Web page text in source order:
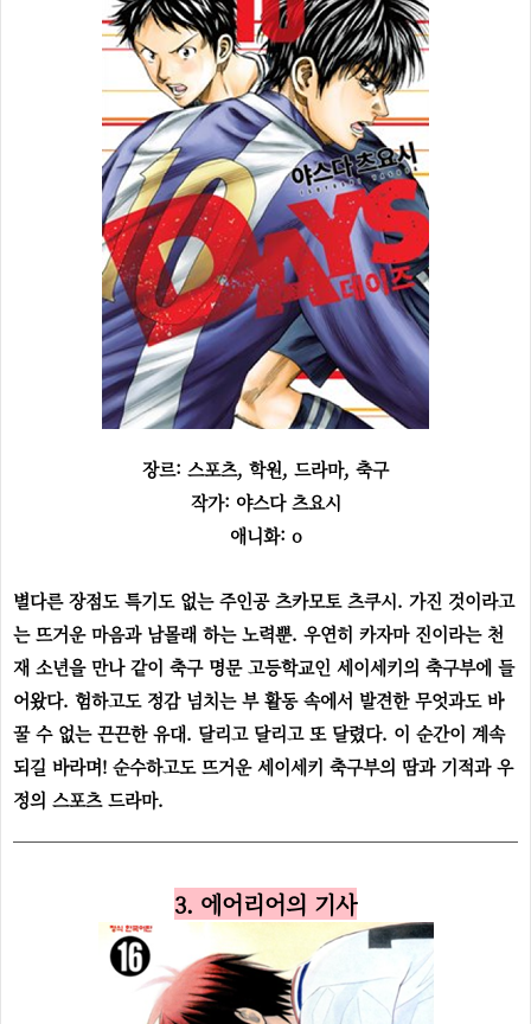
장르: 스포츠, 학원, 드라마, 축구
작가: 야스다 츠요시
애니화: o
별다른 장점도 특기도 없는 주인공 츠카모토 츠쿠시. 가진 것이라고
는 뜨거운 마음과 남몰래 하는 노력뿐. 우연히 카자마 진이라는 천
재 소년을 만나 같이 축구 명문 고등학교인 세이세키의 축구부에 들
어왔다. 험하고도 정감 넘치는 부 활동 속에서 발견한 무엇과도 바
꿀 수 없는 끈끈한 유대. 달리고 달리고 또 달렸다. 이 순간이 계속
되길 바라며! 순수하고도 뜨거운 세이세키 축구부의 땀과 기적과 우
정의 스포츠 드라마.
3. 에어리어의 기사